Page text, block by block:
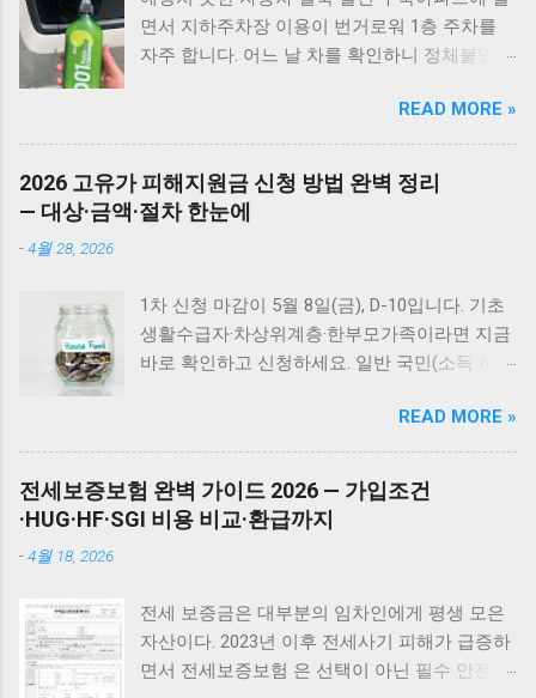
섭 27위 슬픈 바다 조정현 28위 솔아 솔아 푸르
른 솔아 노래를 찾는 사람들 29위 내일 일기 오
석준 30위 한 여름의 크리스마스 이정현 31위
존대말을 써야할지 반말로 얘기해야 할지 민해
Various Artists 35위 인디안 인형처럼 Nami (나
미) 36위 어느새 장필순 37위 당신은 ...
때 즉시 이갈이 장난감을 주면 자연스럽게 그것
을 물며 놀게 됩니다. 우리 집 물건 지키는 실용
적인 방법 효과적인 방법은 2-3개의 이갈이 우
하나씩 배치해두는 것입니다. 나무향이 나서 강
아지의 관심을 쉽게 끌 수 있고, 물어뜯기 시작
할 때 근처에 있는 우드스틱을 바로 물려주면 됩
니다. 쿠팡에서 [Petstages 강아지 우드스틱] 최
테이지 도그우드스틱을 가장 잘 가지고 놀더라
구요. 어린 친구들에게는 XS 사이즈가 적당합니
다. 주요 장점 합성나무 재질로 안전한 이갈이
가능 오리지널 나무향으로 강아지들의 흥미 유
발 뛰어한 내구성으로 나무가 다 뜯어지거나 지
없어 관리 편리 쿠팡에서 [Petstages 강아지 우
드스틱] 최저가 구매하기 이갈이 장난감 활용 꿀
간식이나 츄르를 우드스틱에 발라줍니다 이렇
게 하면 우드스틱에 대한 애착이 훨씬 커집니다
적절한 이갈이 장난감 제공은 강아지의 자연스
면서 지하주차장 이용이 번거로워 1층 주차를
자주 합니다. 어느 날 차를 확인하니 정체불명의
분, 그리고 뒷문에도 얼룩이 있었습니다. 처음
엔 음료가 묻은 정도로 생각했어요. 일반 청소용
품으로는 해결 안 되는 완고한 얼룩 "물티슈면
충분히 지워지겠지"라고 생각했는데 큰 착각이
었습니다. 마른 휴지로 닦아도 소용없었어요.
상황이라 더욱 당황스러웠어요. 자동차 페인트
클렌저 선택 과정 블로그를 통해 자동차 얼룩 제
거에는 페인트 클렌저가 효과적이라는 정보를
저 중 고민했어요. 과거 다이소 제품으로 실패
한 경험이 있어서 도깨비 제품을 선택했습니다.
무엇보다 온라인 후기가 더 믿을 만했거든요. 도
깨비 페인트 클렌저 사용 결과 도깨비 D01 페인
지지 않던 완고한 얼룩이 감쪽같이 사라졌습니
다. 사용 전후 비교: 운전석 문: 완전히 깨끗해짐
천장 필러: 얼룩 흔적 없음 뒷문: 말끔하게 제거
됨 영상 보시면 잘 확인가능하십니다. 자동차 얼
READ MORE »
2026 고유가 피해지원금 신청 방법 완벽 정리
— 대상·금액·절차 한눈에
-4월 28, 2026
1차 신청 마감이 5월 8일(금), D-10입니다. 기초
생활수급자·차상위계층·한부모가족이라면 지금
바로 확인하고 신청하세요. 일반 국민(소득 하위
서는 대상 여부 자가진단, 지역별 수령 금액, 온
라인/오프라인 신청 방법, 사용처와 기한, 그리
고 놓치기 쉬운 실수까지 한 번에 정리합니다.
나는 받을 수 있나? — 3가지만 확인하세요 ☑ 기
초생활수급자 / 차상위계층 / 한부모가족 → 1차
일) ☑ 1차에서 이미 신청·수령 했다면 → 2차 중
복 신청 불가 미성년 자녀도 1인 단위 대상에 포
함됩니다. 직접 신청이 어려운 경우 세대주가 대
READ MORE »
전세보증보험 완벽 가이드 2026 — 가입조건
·HUG·HF·SGI 비용 비교·환급까지
-4월 18, 2026
전세 보증금은 대부분의 임차인에게 평생 모은
자산이다. 2023년 이후 전세사기 피해가 급증하
면서 전세보증보험 은 선택이 아닌 필수 안전장